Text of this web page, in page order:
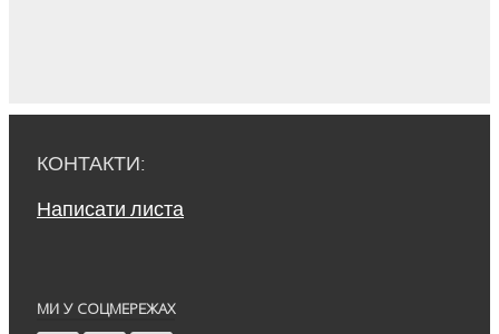
КОНТАКТИ:
Написати листа
МИ У СОЦМЕРЕЖАХ